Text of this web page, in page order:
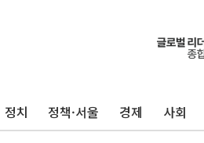
정치 정책·서울 경제 사회